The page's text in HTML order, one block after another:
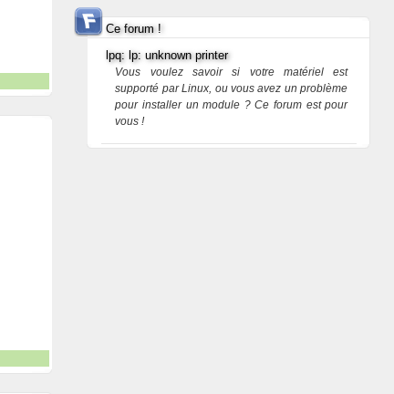
Ce forum !
lpq: lp: unknown printer
Vous voulez savoir si votre matériel est
supporté par Linux, ou vous avez un problème
pour installer un module ? Ce forum est pour
vous !